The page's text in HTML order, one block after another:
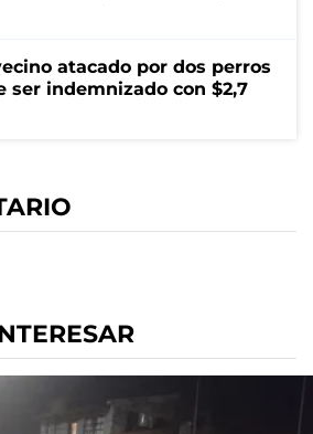
atacado por dos perros
ser indemnizado con $2,7